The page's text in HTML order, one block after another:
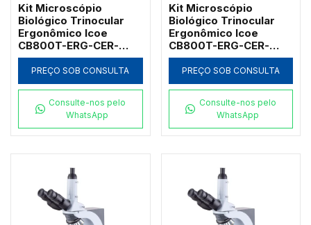
Kit Microscópio
Biológico Trinocular
Ergonômico Icoe
CB800T-ERG-CER-
6PLI-RV6-H30W-KH-
1000X-IC com 6
Objetivas, Platina
Koehler 3
PREÇO SOB CONSULTA
Consulte-nos pelo
WhatsApp
Kit Microscópio
Biológico Trinocular
Ergonômico Icoe
CB800T-ERG-CER-
6PLI-RV6-100W-KH-
1000X-IC com 6
Objetivas, Platina
Halogênia
PREÇO SOB CONSULTA
Consulte-nos pelo
WhatsApp